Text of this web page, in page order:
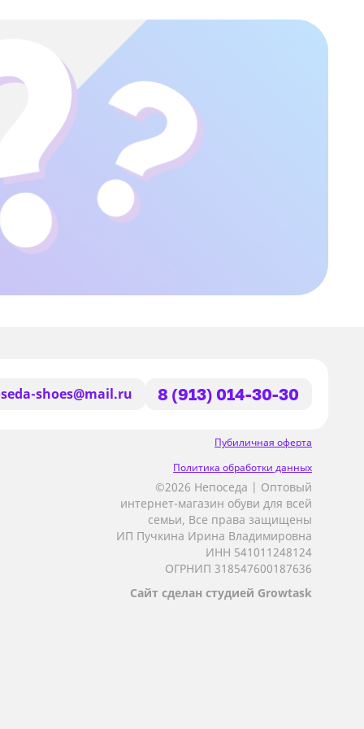
shoes@mail.ru 8 (913) 014-30-30
Пубиличная оферта
Политика обработки данных
©2026 Непоседа | Оптовый
интернет-магазин обуви для всей
семьи, Все права защищены
ИП Пучкина Ирина Владимировна
ИНН 541011248124
ОГРНИП 318547600187636
Сайт сделан студией Growtask